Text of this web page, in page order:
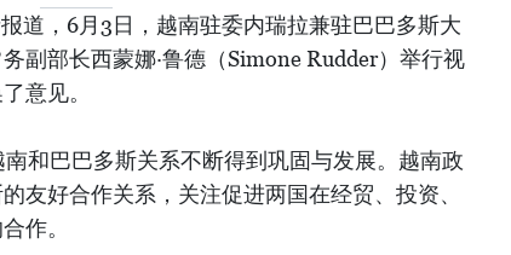
道，6月3日，越南驻委内瑞拉兼驻巴巴多斯大
副部长西蒙娜·鲁德（Simone Rudder）举行视
意见。
和巴巴多斯关系不断得到巩固与发展。越南政
友好合作关系，关注促进两国在经贸、投资、
作。